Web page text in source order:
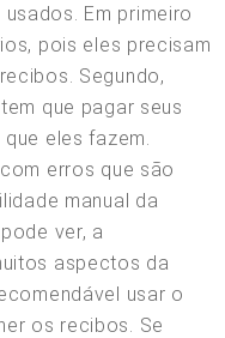
Em primeiro
pois eles precisam
Segundo,
que pagar seus
eles fazem.
erros que são
manual da
ver, a
aspectos da
usar o
os recibos. Se